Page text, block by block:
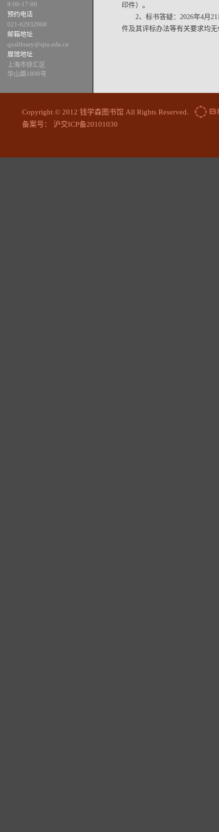
9:00-17:00
预约电话
021-62932068
邮箱地址
qxslibrary@sjtu.edu.cn
展馆地址
上海市徐汇区
华山路1800号
印件）。
2、标书答疑：2026年4月
件及其评标办法等有关要求均
Copyright © 2012 钱学森图书馆 All Rights Reserved.
备案号： 沪交ICP备20101030